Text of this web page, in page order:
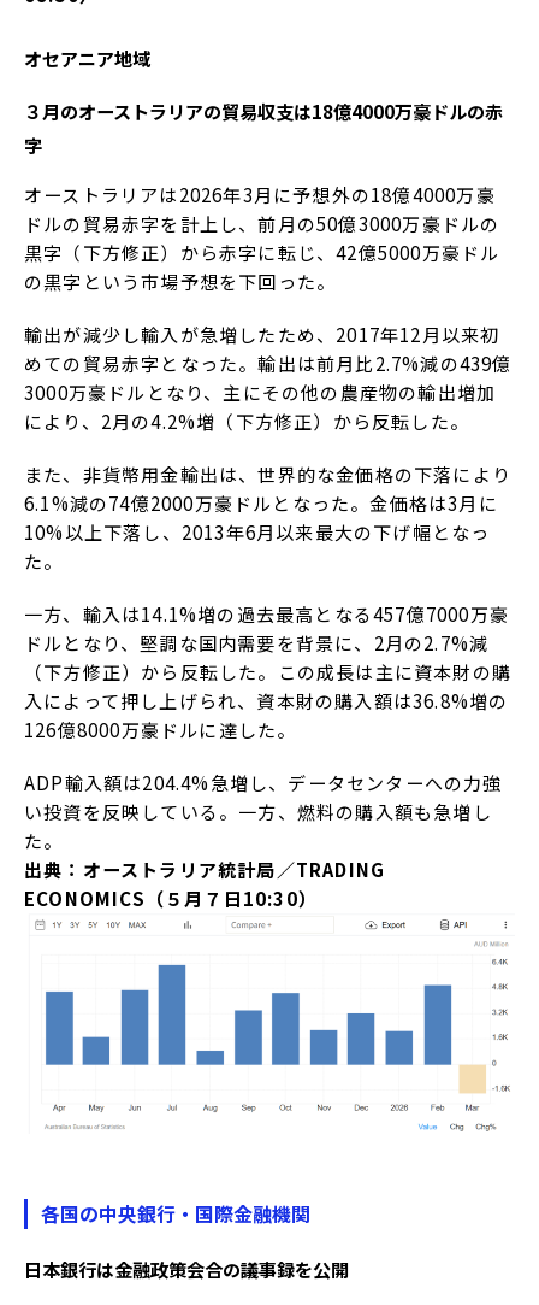
オセアニア地域
３月のオーストラリアの貿易収支は18億4000万豪ドルの赤
字
オーストラリアは2026年3月に予想外の18億4000万豪
ドルの貿易赤字を計上し、前月の50億3000万豪ドルの
黒字（下方修正）から赤字に転じ、42億5000万豪ドル
の黒字という市場予想を下回った。
輸出が減少し輸入が急増したため、2017年12月以来初
めての貿易赤字となった。輸出は前月比2.7%減の439億
3000万豪ドルとなり、主にその他の農産物の輸出増加
により、2月の4.2%増（下方修正）から反転した。
また、非貨幣用金輸出は、世界的な金価格の下落により
6.1%減の74億2000万豪ドルとなった。金価格は3月に
10%以上下落し、2013年6月以来最大の下げ幅となっ
た。
一方、輸入は14.1%増の過去最高となる457億7000万豪
ドルとなり、堅調な国内需要を背景に、2月の2.7%減
（下方修正）から反転した。この成長は主に資本財の購
入によって押し上げられ、資本財の購入額は36.8%増の
126億8000万豪ドルに達した。
ADP輸入額は204.4%急増し、データセンターへの力強
い投資を反映している。一方、燃料の購入額も急増し
た。
出典：オーストラリア統計局／TRADING
ECONOMICS（５月７日10:30）
各国の中央銀行・国際金融機関
日本銀行は金融政策会合の議事録を公開